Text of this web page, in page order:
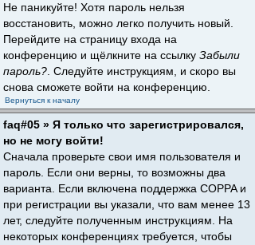
Не паникуйте! Хотя пароль нельзя
восстановить, можно легко получить новый.
Перейдите на страницу входа на
конференцию и щёлкните на ссылку Забыли
пароль? . Следуйте инструкциям, и скоро вы
снова сможете войти на конференцию.
Вернуться к началу
faq#05 » Я только что зарегистрировался,
но не могу войти!
Сначала проверьте свои имя пользователя и
пароль. Если они верны, то возможны два
варианта. Если включена поддержка COPPA и
при регистрации вы указали, что вам менее 13
лет, следуйте полученным инструкциям. На
некоторых конференциях требуется, чтобы